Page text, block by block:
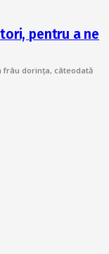
pentru a ne
frâu dorința, câteodată